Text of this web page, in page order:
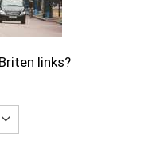
links?